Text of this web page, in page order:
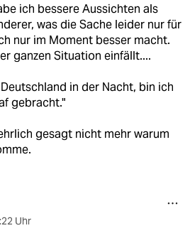
ich bessere Aussichten als
was die Sache leider nur für
nur im Moment besser macht.
ganzen Situation einfällt....
in der Nacht, bin ich
gebracht."
gesagt nicht mehr warum
Uhr